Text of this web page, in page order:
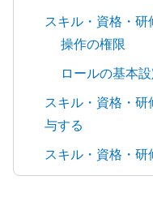
スキル・資格・
操作の権限
ロールの基本
スキル・資格・
与する
スキル・資格・